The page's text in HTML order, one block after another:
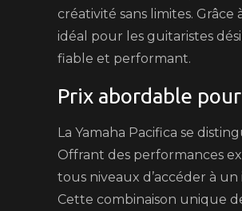
créativité sans limites.
idéal pour les guitaristes
fiable et performant.
Prix abordable
La Yamaha Pacifica se
Offrant des performances
tous niveaux d’accéder à
Cette combinaison unique